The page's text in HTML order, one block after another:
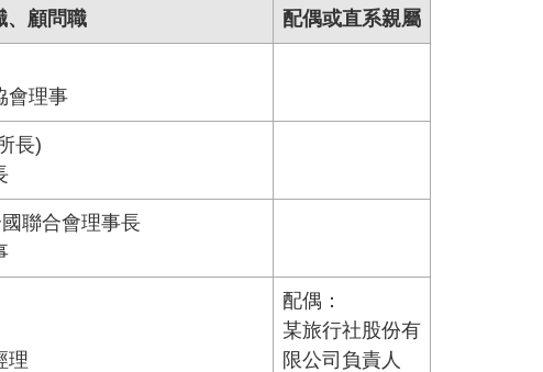
、顧問職 配偶或直系親屬
會理事
長)
聯合會理事長
理
配偶：
某旅行社股份有
限公司負責人